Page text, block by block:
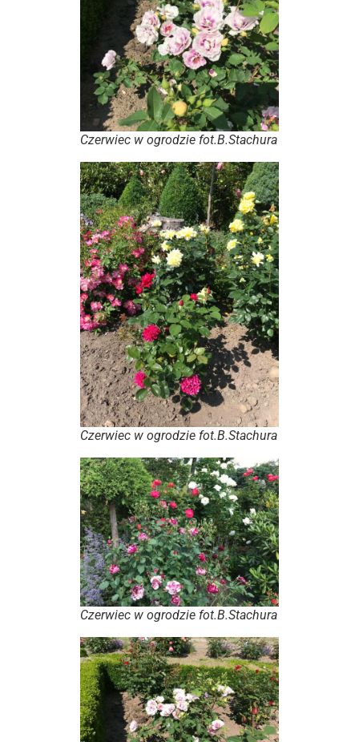
Czerwiec w ogrodzie fot.B.Stachura
Czerwiec w ogrodzie fot.B.Stachura
Czerwiec w ogrodzie fot.B.Stachura